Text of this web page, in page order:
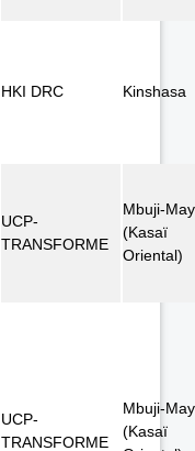
HKI DRC Kinshasa
UCP-
TRANSFORME
Mbuji-
(Kasaï
Oriental)
UCP-
TRANSFORME
Mbuji-
(Kasaï